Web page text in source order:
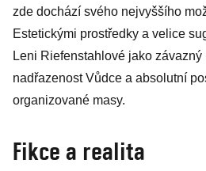
zde dochází svého nejvyššího
Estetickými prostředky a velice
Leni Riefenstahlové jako
nadřazenost Vůdce a absolutní
organizované masy.
Fikce a realita